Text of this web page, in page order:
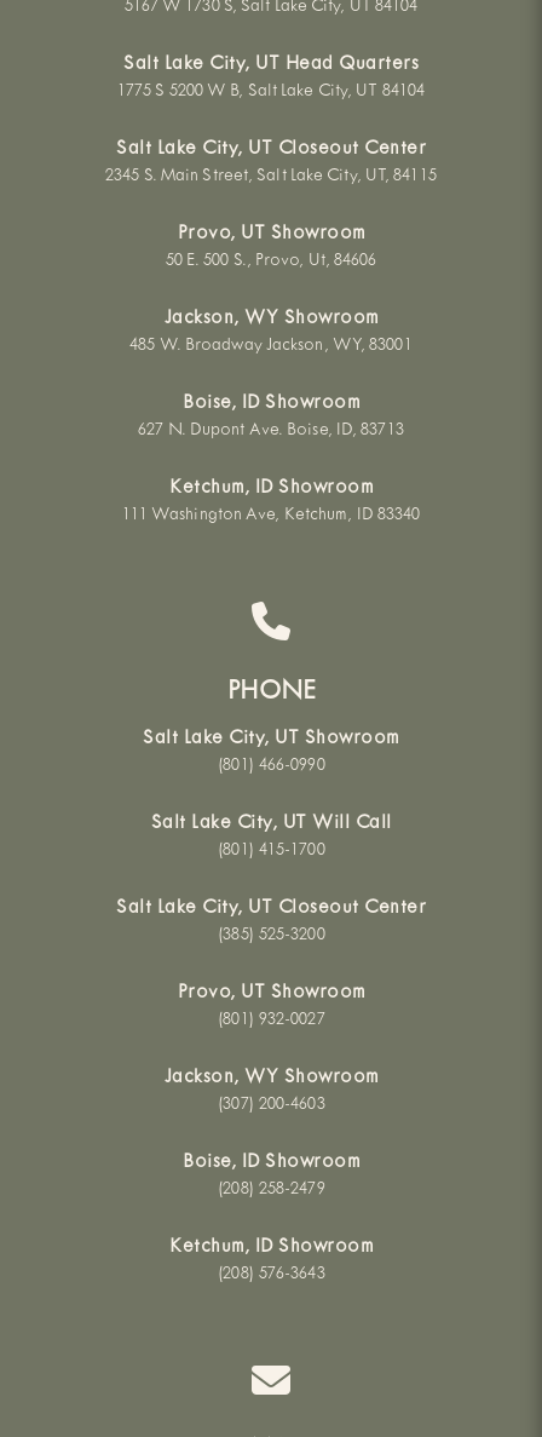
5167 W 1730 S, Salt Lake City, UT 84104​​​​‌ ‍ ​‍​‍‌‍ ‌ ​‍‌‍‍‌‌‍‌ ‌‍‍‌‌‍ ‍​‍​‍​ ‍‍​‍​‍‌ ​ ‌‍​‌‌‍ ‍‌‍‍‌‌ ‌​‌ ‍‌​‍ ‍‌‍‍‌‌‍ ​‍​‍​‍ ​​‍​‍‌‍‍​‌ ​‍‌‍‌‌‌‍‌‍​‍​‍​ ‍‍​‍​‍‌‍‍​‌ ‌​‌ ‌​‌ ​​‌ ​ ​ ‍‍​‍ ​‍ ‌‍ ‌‌‍ ​‌‍‌​​‍ ‌‌ ‌ ‌‍‌‌‌‍​‍‌ ​ ‌‍‍‌‌ ‌​‌‍‌‌​‍ ‌‌‍​ ‌‍ ‌‌ ​ ​‍ ‍‌ ‌‍‌‍‌‌‌ ​‍‌‍​ ‌‍‌‌‌‍ ​​‍ ‍‌‍​‌‌ ​​‌ ​​​‍ ‌‍‍‌‌‍ ‍‌ ‌​‌‍‌‌‌‍ ‍‌ ‌​​‍ ‌‍‌‌‌‍‌​‌‍‍‌‌ ‌​​‍ ‌‍ ‌‌‍ ‌‍‌​‌‍‌‌​ ‌‌ ​​‌ ​‍‌‍‌‌‌ ​ ‌‍‌‌‌‍ ‍‌ ‌​‌‍​‌‌ ‌​‌‍‍‌‌‍ ‌‍ ‍​ ‍ ‌‍‍‌‌‍‌​​ ‌‌‍​ ‌‍ ‌‍ ‍‌ ‌​‌‍​‌‌‍​ ‌ ‌​‌‌​​‌‍​‌‌‍‌ ‌‍‌‌​ ‍ ‌ ‌​‌ ‍‌‌ ​​‌‍‌‌​ ‌‌‍​ ‌‍ ‌‍ ‍‌ ‌​‌‍​‌‌‍​ ‌ ‌​​ ‍ ‌ ​​‌‍​‌‌ ‌​‌‍‍​​ ‌‌‍​‌‌‍‌​‌‍‌​‌ ​‍‌‍‌‌‌ ​ ‌ ​ ‌‍‌‌‌ ​ ​‍‌‌​ ‌‌‌​​‍‌‌ ‌‍‍ ‌‍‌‌‌ ‍‌​‍‌‌​ ​ ‌​‌​​‍‌‌​ ​ ‌​‌​​‍‌‌​ ​‍​ ​‍​ ‍​‌‍‌‍​ ‌ ​ ‌​​ ‌​​ ​‍​ ​​​ ‌‍‌‍‌‍​ ‍​​ ‌​​ ‌‌​‍‌‌​ ​‍​ ​‍​‍‌‌​ ‌‌‌​‌​​‍ ‍‌‍ ​‌‍‍‌‌‍ ‍‌‍‌‌‌ ​ ​‍‌‌​ ‌‌‌​​‍​ ​​​‍‌‌​ ‌‌‌​‌​​ ‌‍​‍‌‍​‌‌ ​ ‌‍‌‌‌‌‌‌‌ ​‍‌‍ ​​ ‌‌‍‍​‌ ‌​‌ ‌​‌ ​​‌ ​ ​‍‌‌​ ​ ‌​​‌​‍‌‌​ ​‍‌​‌‍​‍‌‌​ ​‍‌​‌‍‌‍ ‌‌‍ ​‌‍‌​​‍ ‌‌ ‌ ‌‍‌‌‌‍​‍‌ ​ ‌‍‍‌‌ ‌​‌‍‌‌​‍ ‌‌‍​ ‌‍ ‌‌ ​ ​‍ ‍‌ ‌‍‌‍‌‌‌ ​‍‌‍​ ‌‍‌‌‌‍ ​​‍ ‍‌‍​‌‌ ​​‌ ​​​‍‌‍‌‍‍‌‌‍‌​​ ‌‌‍​ ‌‍ ‌‍ ‍‌ ‌​‌‍​‌‌‍​ ‌ ‌​‌‌​​‌‍​‌‌‍‌ ‌‍‌‌​‍‌‍‌ ‌​‌ ‍‌‌ ​​‌‍‌‌​ ‌‌‍​ ‌‍ ‌‍ ‍‌ ‌​‌‍​‌‌‍​ ‌ ‌​​‍‌‍‌ ​​‌‍​‌‌ ‌​‌‍‍​​ ‌‌‍​‌‌‍‌​‌‍‌​‌ ​‍‌‍‌‌‌ ​ ‌ ​ ‌‍‌‌‌ ​ ​‍‌‌​ ‌‌‌​​‍‌‌ ‌‍‍ ‌‍‌‌‌ ‍‌​‍‌‌​ ​ ‌​‌​​‍‌‌​ ​ ‌​‌​​‍‌‌​ ​‍​ ​‍​ ‍​‌‍‌‍​ ‌ ​ ‌​​ ‌​​ ​‍​ ​​​ ‌‍‌‍‌‍​ ‍​​ ‌​​ ‌‌​‍‌‌​ ​‍​ ​‍​‍‌‌​ ‌‌‌​‌​​‍ ‍‌‍ ​‌‍‍‌‌‍ ‍‌‍‌‌‌ ​ ​‍‌‌​ ‌‌‌​​‍​ ​​​‍‌‌​ ‌‌‌​‌​​‍‌‍‌ ​​‌‍‌‌‌ ​‍‌ ​ ‌ ​​‌‍‌‌‌‍​ ‌ ‌​‌‍‍‌‌ ‌‍‌‍‌‌​ ‌‌ ​​‌ ‌‌‌‍​‍‌‍ ​‌‍‍‌‌ ​ ‌‍‍​‌‍‌‌‌‍‌​​‍​‍‌ ‌
Salt Lake City, UT Head Quarters
1775 S 5200 W B, Salt Lake City, UT 84104​​​​‌ ‍ ​‍​‍‌‍ ‌ ​‍‌‍‍‌‌‍‌ ‌‍‍‌‌‍ ‍​‍​‍​ ‍‍​‍​‍‌ ​ ‌‍​‌‌‍ ‍‌‍‍‌‌ ‌​‌ ‍‌​‍ ‍‌‍‍‌‌‍ ​‍​‍​‍ ​​‍​‍‌‍‍​‌ ​‍‌‍‌‌‌‍‌‍​‍​‍​ ‍‍​‍​‍‌‍‍​‌ ‌​‌ ‌​‌ ​​‌ ​ ​ ‍‍​‍ ​‍ ‌‍ ‌‌‍ ​‌‍‌​​‍ ‌‌ ‌ ‌‍‌‌‌‍​‍‌ ​ ‌‍‍‌‌ ‌​‌‍‌‌​‍ ‌‌‍​ ‌‍ ‌‌ ​ ​‍ ‍‌ ‌‍‌‍‌‌‌ ​‍‌‍​ ‌‍‌‌‌‍ ​​‍ ‍‌‍​‌‌ ​​‌ ​​​‍ ‌‍‍‌‌‍ ‍‌ ‌​‌‍‌‌‌‍ ‍‌ ‌​​‍ ‌‍‌‌‌‍‌​‌‍‍‌‌ ‌​​‍ ‌‍ ‌‌‍ ‌‍‌​‌‍‌‌​ ‌‌ ​​‌ ​‍‌‍‌‌‌ ​ ‌‍‌‌‌‍ ‍‌ ‌​‌‍​‌‌ ‌​‌‍‍‌‌‍ ‌‍ ‍​ ‍ ‌‍‍‌‌‍‌​​ ‌‌‍​ ‌‍ ‌‍ ‍‌ ‌​‌‍​‌‌‍​ ‌ ‌​‌‌​​‌‍​‌‌‍‌ ‌‍‌‌​ ‍ ‌ ‌​‌ ‍‌‌ ​​‌‍‌‌​ ‌‌‍​ ‌‍ ‌‍ ‍‌ ‌​‌‍​‌‌‍​ ‌ ‌​​ ‍ ‌ ​​‌‍​‌‌ ‌​‌‍‍​​ ‌‌‍​‌‌‍‌​‌‍‌​‌ ​‍‌‍‌‌‌ ​ ‌ ​ ‌‍‌‌‌ ​ ​‍‌‌​ ‌‌‌​​‍‌‌ ‌‍‍ ‌‍‌‌‌ ‍‌​‍‌‌​ ​ ‌​‌​​‍‌‌​ ​ ‌​‌​​‍‌‌​ ​‍​ ​‍​ ​ ​ ‍​‌‍​‍​ ‌ ​ ​ ​ ​​​ ‍​​ ‌‍‌‍​‌‌‍​‌​ ‌‍​ ‌​​‍‌‌​ ​‍​ ​‍​‍‌‌​ ‌‌‌​‌​​‍ ‍‌‍ ​‌‍‍‌‌‍ ‍‌‍‌‌‌ ​ ​‍‌‌​ ‌‌‌​​‍​ ​​​‍‌‌​ ‌‌‌​‌​​ ‌‍​‍‌‍​‌‌ ​ ‌‍‌‌‌‌‌‌‌ ​‍‌‍ ​​ ‌‌‍‍​‌ ‌​‌ ‌​‌ ​​‌ ​ ​‍‌‌​ ​ ‌​​‌​‍‌‌​ ​‍‌​‌‍​‍‌‌​ ​‍‌​‌‍‌‍ ‌‌‍ ​‌‍‌​​‍ ‌‌ ‌ ‌‍‌‌‌‍​‍‌ ​ ‌‍‍‌‌ ‌​‌‍‌‌​‍ ‌‌‍​ ‌‍ ‌‌ ​ ​‍ ‍‌ ‌‍‌‍‌‌‌ ​‍‌‍​ ‌‍‌‌‌‍ ​​‍ ‍‌‍​‌‌ ​​‌ ​​​‍‌‍‌‍‍‌‌‍‌​​ ‌‌‍​ ‌‍ ‌‍ ‍‌ ‌​‌‍​‌‌‍​ ‌ ‌​‌‌​​‌‍​‌‌‍‌ ‌‍‌‌​‍‌‍‌ ‌​‌ ‍‌‌ ​​‌‍‌‌​ ‌‌‍​ ‌‍ ‌‍ ‍‌ ‌​‌‍​‌‌‍​ ‌ ‌​​‍‌‍‌ ​​‌‍​‌‌ ‌​‌‍‍​​ ‌‌‍​‌‌‍‌​‌‍‌​‌ ​‍‌‍‌‌‌ ​ ‌ ​ ‌‍‌‌‌ ​ ​‍‌‌​ ‌‌‌​​‍‌‌ ‌‍‍ ‌‍‌‌‌ ‍‌​‍‌‌​ ​ ‌​‌​​‍‌‌​ ​ ‌​‌​​‍‌‌​ ​‍​ ​‍​ ​ ​ ‍​‌‍​‍​ ‌ ​ ​ ​ ​​​ ‍​​ ‌‍‌‍​‌‌‍​‌​ ‌‍​ ‌​​‍‌‌​ ​‍​ ​‍​‍‌‌​ ‌‌‌​‌​​‍ ‍‌‍ ​‌‍‍‌‌‍ ‍‌‍‌‌‌ ​ ​‍‌‌​ ‌‌‌​​‍​ ​​​‍‌‌​ ‌‌‌​‌​​‍‌‍‌ ​​‌‍‌‌‌ ​‍‌ ​ ‌ ​​‌‍‌‌‌‍​ ‌ ‌​‌‍‍‌‌ ‌‍‌‍‌‌​ ‌‌ ​​‌ ‌‌‌‍​‍‌‍ ​‌‍‍‌‌ ​ ‌‍‍​‌‍‌‌‌‍‌​​‍​‍‌ ‌
Salt Lake City, UT Closeout Center
2345 S. Main Street, Salt Lake City, UT, 84115​​​​‌ ‍ ​‍​‍‌‍ ‌ ​‍‌‍‍‌‌‍‌ ‌‍‍‌‌‍ ‍​‍​‍​ ‍‍​‍​‍‌ ​ ‌‍​‌‌‍ ‍‌‍‍‌‌ ‌​‌ ‍‌​‍ ‍‌‍‍‌‌‍ ​‍​‍​‍ ​​‍​‍‌‍‍​‌ ​‍‌‍‌‌‌‍‌‍​‍​‍​ ‍‍​‍​‍‌‍‍​‌ ‌​‌ ‌​‌ ​​‌ ​ ​ ‍‍​‍ ​‍ ‌‍ ‌‌‍ ​‌‍‌​​‍ ‌‌ ‌ ‌‍‌‌‌‍​‍‌ ​ ‌‍‍‌‌ ‌​‌‍‌‌​‍ ‌‌‍​ ‌‍ ‌‌ ​ ​‍ ‍‌ ‌‍‌‍‌‌‌ ​‍‌‍​ ‌‍‌‌‌‍ ​​‍ ‍‌‍​‌‌ ​​‌ ​​​‍ ‌‍‍‌‌‍ ‍‌ ‌​‌‍‌‌‌‍ ‍‌ ‌​​‍ ‌‍‌‌‌‍‌​‌‍‍‌‌ ‌​​‍ ‌‍ ‌‌‍ ‌‍‌​‌‍‌‌​ ‌‌ ​​‌ ​‍‌‍‌‌‌ ​ ‌‍‌‌‌‍ ‍‌ ‌​‌‍​‌‌ ‌​‌‍‍‌‌‍ ‌‍ ‍​ ‍ ‌‍‍‌‌‍‌​​ ‌‌‍​ ‌‍ ‌‍ ‍‌ ‌​‌‍​‌‌‍​ ‌ ‌​‌‌​​‌‍​‌‌‍‌ ‌‍‌‌​ ‍ ‌ ‌​‌ ‍‌‌ ​​‌‍‌‌​ ‌‌‍​ ‌‍ ‌‍ ‍‌ ‌​‌‍​‌‌‍​ ‌ ‌​​ ‍ ‌ ​​‌‍​‌‌ ‌​‌‍‍​​ ‌‌‍​‌‌‍‌​‌‍‌​‌ ​‍‌‍‌‌‌ ​ ‌ ​ ‌‍‌‌‌ ​ ​‍‌‌​ ‌‌‌​​‍‌‌ ‌‍‍ ‌‍‌‌‌ ‍‌​‍‌‌​ ​ ‌​‌​​‍‌‌​ ​ ‌​‌​​‍‌‌​ ​‍​ ​‍​ ‍‌‌‍‌‌‌‍‌‍‌‍​‌​ ‌​‌‍​‍‌‍​‌​ ​‌​ ​‌​ ‌‍‌‍‌​‌‍‌​​‍‌‌​ ​‍​ ​‍​‍‌‌​ ‌‌‌​‌​​‍ ‍‌‍ ​‌‍‍‌‌‍ ‍‌‍‌‌‌ ​ ​‍‌‌​ ‌‌‌​​‍​ ​​​‍‌‌​ ‌‌‌​‌​​ ‌‍​‍‌‍​‌‌ ​ ‌‍‌‌‌‌‌‌‌ ​‍‌‍ ​​ ‌‌‍‍​‌ ‌​‌ ‌​‌ ​​‌ ​ ​‍‌‌​ ​ ‌​​‌​‍‌‌​ ​‍‌​‌‍​‍‌‌​ ​‍‌​‌‍‌‍ ‌‌‍ ​‌‍‌​​‍ ‌‌ ‌ ‌‍‌‌‌‍​‍‌ ​ ‌‍‍‌‌ ‌​‌‍‌‌​‍ ‌‌‍​ ‌‍ ‌‌ ​ ​‍ ‍‌ ‌‍‌‍‌‌‌ ​‍‌‍​ ‌‍‌‌‌‍ ​​‍ ‍‌‍​‌‌ ​​‌ ​​​‍‌‍‌‍‍‌‌‍‌​​ ‌‌‍​ ‌‍ ‌‍ ‍‌ ‌​‌‍​‌‌‍​ ‌ ‌​‌‌​​‌‍​‌‌‍‌ ‌‍‌‌​‍‌‍‌ ‌​‌ ‍‌‌ ​​‌‍‌‌​ ‌‌‍​ ‌‍ ‌‍ ‍‌ ‌​‌‍​‌‌‍​ ‌ ‌​​‍‌‍‌ ​​‌‍​‌‌ ‌​‌‍‍​​ ‌‌‍​‌‌‍‌​‌‍‌​‌ ​‍‌‍‌‌‌ ​ ‌ ​ ‌‍‌‌‌ ​ ​‍‌‌​ ‌‌‌​​‍‌‌ ‌‍‍ ‌‍‌‌‌ ‍‌​‍‌‌​ ​ ‌​‌​​‍‌‌​ ​ ‌​‌​​‍‌‌​ ​‍​ ​‍​ ‍‌‌‍‌‌‌‍‌‍‌‍​‌​ ‌​‌‍​‍‌‍​‌​ ​‌​ ​‌​ ‌‍‌‍‌​‌‍‌​​‍‌‌​ ​‍​ ​‍​‍‌‌​ ‌‌‌​‌​​‍ ‍‌‍ ​‌‍‍‌‌‍ ‍‌‍‌‌‌ ​ ​‍‌‌​ ‌‌‌​​‍​ ​​​‍‌‌​ ‌‌‌​‌​​‍‌‍‌ ​​‌‍‌‌‌ ​‍‌ ​ ‌ ​​‌‍‌‌‌‍​ ‌ ‌​‌‍‍‌‌ ‌‍‌‍‌‌​ ‌‌ ​​‌ ‌‌‌‍​‍‌‍ ​‌‍‍‌‌ ​ ‌‍‍​‌‍‌‌‌‍‌​​‍​‍‌ ‌
Provo, UT Showroom
50 E. 500 S., Provo, Ut, 84606​​​​‌ ‍ ​‍​‍‌‍ ‌ ​‍‌‍‍‌‌‍‌ ‌‍‍‌‌‍ ‍​‍​‍​ ‍‍​‍​‍‌ ​ ‌‍​‌‌‍ ‍‌‍‍‌‌ ‌​‌ ‍‌​‍ ‍‌‍‍‌‌‍ ​‍​‍​‍ ​​‍​‍‌‍‍​‌ ​‍‌‍‌‌‌‍‌‍​‍​‍​ ‍‍​‍​‍‌‍‍​‌ ‌​‌ ‌​‌ ​​‌ ​ ​ ‍‍​‍ ​‍ ‌‍ ‌‌‍ ​‌‍‌​​‍ ‌‌ ‌ ‌‍‌‌‌‍​‍‌ ​ ‌‍‍‌‌ ‌​‌‍‌‌​‍ ‌‌‍​ ‌‍ ‌‌ ​ ​‍ ‍‌ ‌‍‌‍‌‌‌ ​‍‌‍​ ‌‍‌‌‌‍ ​​‍ ‍‌‍​‌‌ ​​‌ ​​​‍ ‌‍‍‌‌‍ ‍‌ ‌​‌‍‌‌‌‍ ‍‌ ‌​​‍ ‌‍‌‌‌‍‌​‌‍‍‌‌ ‌​​‍ ‌‍ ‌‌‍ ‌‍‌​‌‍‌‌​ ‌‌ ​​‌ ​‍‌‍‌‌‌ ​ ‌‍‌‌‌‍ ‍‌ ‌​‌‍​‌‌ ‌​‌‍‍‌‌‍ ‌‍ ‍​ ‍ ‌‍‍‌‌‍‌​​ ‌‌‍​ ‌‍ ‌‍ ‍‌ ‌​‌‍​‌‌‍​ ‌ ‌​‌‌​​‌‍​‌‌‍‌ ‌‍‌‌​ ‍ ‌ ‌​‌ ‍‌‌ ​​‌‍‌‌​ ‌‌‍​ ‌‍ ‌‍ ‍‌ ‌​‌‍​‌‌‍​ ‌ ‌​​ ‍ ‌ ​​‌‍​‌‌ ‌​‌‍‍​​ ‌‌‍​‌‌‍‌​‌‍‌​‌ ​‍‌‍‌‌‌ ​ ‌ ​ ‌‍‌‌‌ ​ ​‍‌‌​ ‌‌‌​​‍‌‌ ‌‍‍ ‌‍‌‌‌ ‍‌​‍‌‌​ ​ ‌​‌​​‍‌‌​ ​ ‌​‌​​‍‌‌​ ​‍​ ​‍‌‍​ ‌‍‌‍​ ‌​‌‍​‌‌‍​ ​ ​​​ ​‍​ ​ ​ ​‍‌‍​‌‌‍​‌​ ​ ​‍‌‌​ ​‍​ ​‍​‍‌‌​ ‌‌‌​‌​​‍ ‍‌‍ ​‌‍‍‌‌‍ ‍‌‍‌‌‌ ​ ​‍‌‌​ ‌‌‌​​‍​ ​​​‍‌‌​ ‌‌‌​‌​​ ‌‍​‍‌‍​‌‌ ​ ‌‍‌‌‌‌‌‌‌ ​‍‌‍ ​​ ‌‌‍‍​‌ ‌​‌ ‌​‌ ​​‌ ​ ​‍‌‌​ ​ ‌​​‌​‍‌‌​ ​‍‌​‌‍​‍‌‌​ ​‍‌​‌‍‌‍ ‌‌‍ ​‌‍‌​​‍ ‌‌ ‌ ‌‍‌‌‌‍​‍‌ ​ ‌‍‍‌‌ ‌​‌‍‌‌​‍ ‌‌‍​ ‌‍ ‌‌ ​ ​‍ ‍‌ ‌‍‌‍‌‌‌ ​‍‌‍​ ‌‍‌‌‌‍ ​​‍ ‍‌‍​‌‌ ​​‌ ​​​‍‌‍‌‍‍‌‌‍‌​​ ‌‌‍​ ‌‍ ‌‍ ‍‌ ‌​‌‍​‌‌‍​ ‌ ‌​‌‌​​‌‍​‌‌‍‌ ‌‍‌‌​‍‌‍‌ ‌​‌ ‍‌‌ ​​‌‍‌‌​ ‌‌‍​ ‌‍ ‌‍ ‍‌ ‌​‌‍​‌‌‍​ ‌ ‌​​‍‌‍‌ ​​‌‍​‌‌ ‌​‌‍‍​​ ‌‌‍​‌‌‍‌​‌‍‌​‌ ​‍‌‍‌‌‌ ​ ‌ ​ ‌‍‌‌‌ ​ ​‍‌‌​ ‌‌‌​​‍‌‌ ‌‍‍ ‌‍‌‌‌ ‍‌​‍‌‌​ ​ ‌​‌​​‍‌‌​ ​ ‌​‌​​‍‌‌​ ​‍​ ​‍‌‍​ ‌‍‌‍​ ‌​‌‍​‌‌‍​ ​ ​​​ ​‍​ ​ ​ ​‍‌‍​‌‌‍​‌​ ​ ​‍‌‌​ ​‍​ ​‍​‍‌‌​ ‌‌‌​‌​​‍ ‍‌‍ ​‌‍‍‌‌‍ ‍‌‍‌‌‌ ​ ​‍‌‌​ ‌‌‌​​‍​ ​​​‍‌‌​ ‌‌‌​‌​​‍‌‍‌ ​​‌‍‌‌‌ ​‍‌ ​ ‌ ​​‌‍‌‌‌‍​ ‌ ‌​‌‍‍‌‌ ‌‍‌‍‌‌​ ‌‌ ​​‌ ‌‌‌‍​‍‌‍ ​‌‍‍‌‌ ​ ‌‍‍​‌‍‌‌‌‍‌​​‍​‍‌ ‌
Jackson, WY Showroom
485 W. Broadway Jackson, WY, 83001​​​​‌ ‍ ​‍​‍‌‍ ‌ ​‍‌‍‍‌‌‍‌ ‌‍‍‌‌‍ ‍​‍​‍​ ‍‍​‍​‍‌ ​ ‌‍​‌‌‍ ‍‌‍‍‌‌ ‌​‌ ‍‌​‍ ‍‌‍‍‌‌‍ ​‍​‍​‍ ​​‍​‍‌‍‍​‌ ​‍‌‍‌‌‌‍‌‍​‍​‍​ ‍‍​‍​‍‌‍‍​‌ ‌​‌ ‌​‌ ​​‌ ​ ​ ‍‍​‍ ​‍ ‌‍ ‌‌‍ ​‌‍‌​​‍ ‌‌ ‌ ‌‍‌‌‌‍​‍‌ ​ ‌‍‍‌‌ ‌​‌‍‌‌​‍ ‌‌‍​ ‌‍ ‌‌ ​ ​‍ ‍‌ ‌‍‌‍‌‌‌ ​‍‌‍​ ‌‍‌‌‌‍ ​​‍ ‍‌‍​‌‌ ​​‌ ​​​‍ ‌‍‍‌‌‍ ‍‌ ‌​‌‍‌‌‌‍ ‍‌ ‌​​‍ ‌‍‌‌‌‍‌​‌‍‍‌‌ ‌​​‍ ‌‍ ‌‌‍ ‌‍‌​‌‍‌‌​ ‌‌ ​​‌ ​‍‌‍‌‌‌ ​ ‌‍‌‌‌‍ ‍‌ ‌​‌‍​‌‌ ‌​‌‍‍‌‌‍ ‌‍ ‍​ ‍ ‌‍‍‌‌‍‌​​ ‌‌‍​ ‌‍ ‌‍ ‍‌ ‌​‌‍​‌‌‍​ ‌ ‌​‌‌​​‌‍​‌‌‍‌ ‌‍‌‌​ ‍ ‌ ‌​‌ ‍‌‌ ​​‌‍‌‌​ ‌‌‍​ ‌‍ ‌‍ ‍‌ ‌​‌‍​‌‌‍​ ‌ ‌​​ ‍ ‌ ​​‌‍​‌‌ ‌​‌‍‍​​ ‌‌‍​‌‌‍‌​‌‍‌​‌ ​‍‌‍‌‌‌ ​ ‌ ​ ‌‍‌‌‌ ​ ​‍‌‌​ ‌‌‌​​‍‌‌ ‌‍‍ ‌‍‌‌‌ ‍‌​‍‌‌​ ​ ‌​‌​​‍‌‌​ ​ ‌​‌​​‍‌‌​ ​‍​ ​‍​ ‍‌​ ​‌​ ‍​​ ‌​​ ‌‍​ ‌‌​ ‍‌​ ‌‍​ ‍‌​ ​‌‌‍‌‍​ ​‌​‍‌‌​ ​‍​ ​‍​‍‌‌​ ‌‌‌​‌​​‍ ‍‌‍ ​‌‍‍‌‌‍ ‍‌‍‌‌‌ ​ ​‍‌‌​ ‌‌‌​​‍​ ​​​‍‌‌​ ‌‌‌​‌​​ ‌‍​‍‌‍​‌‌ ​ ‌‍‌‌‌‌‌‌‌ ​‍‌‍ ​​ ‌‌‍‍​‌ ‌​‌ ‌​‌ ​​‌ ​ ​‍‌‌​ ​ ‌​​‌​‍‌‌​ ​‍‌​‌‍​‍‌‌​ ​‍‌​‌‍‌‍ ‌‌‍ ​‌‍‌​​‍ ‌‌ ‌ ‌‍‌‌‌‍​‍‌ ​ ‌‍‍‌‌ ‌​‌‍‌‌​‍ ‌‌‍​ ‌‍ ‌‌ ​ ​‍ ‍‌ ‌‍‌‍‌‌‌ ​‍‌‍​ ‌‍‌‌‌‍ ​​‍ ‍‌‍​‌‌ ​​‌ ​​​‍‌‍‌‍‍‌‌‍‌​​ ‌‌‍​ ‌‍ ‌‍ ‍‌ ‌​‌‍​‌‌‍​ ‌ ‌​‌‌​​‌‍​‌‌‍‌ ‌‍‌‌​‍‌‍‌ ‌​‌ ‍‌‌ ​​‌‍‌‌​ ‌‌‍​ ‌‍ ‌‍ ‍‌ ‌​‌‍​‌‌‍​ ‌ ‌​​‍‌‍‌ ​​‌‍​‌‌ ‌​‌‍‍​​ ‌‌‍​‌‌‍‌​‌‍‌​‌ ​‍‌‍‌‌‌ ​ ‌ ​ ‌‍‌‌‌ ​ ​‍‌‌​ ‌‌‌​​‍‌‌ ‌‍‍ ‌‍‌‌‌ ‍‌​‍‌‌​ ​ ‌​‌​​‍‌‌​ ​ ‌​‌​​‍‌‌​ ​‍​ ​‍​ ‍‌​ ​‌​ ‍​​ ‌​​ ‌‍​ ‌‌​ ‍‌​ ‌‍​ ‍‌​ ​‌‌‍‌‍​ ​‌​‍‌‌​ ​‍​ ​‍​‍‌‌​ ‌‌‌​‌​​‍ ‍‌‍ ​‌‍‍‌‌‍ ‍‌‍‌‌‌ ​ ​‍‌‌​ ‌‌‌​​‍​ ​​​‍‌‌​ ‌‌‌​‌​​‍‌‍‌ ​​‌‍‌‌‌ ​‍‌ ​ ‌ ​​‌‍‌‌‌‍​ ‌ ‌​‌‍‍‌‌ ‌‍‌‍‌‌​ ‌‌ ​​‌ ‌‌‌‍​‍‌‍ ​‌‍‍‌‌ ​ ‌‍‍​‌‍‌‌‌‍‌​​‍​‍‌ ‌
Boise, ID Showroom
627 N. Dupont Ave. Boise, ID, 83713​​​​‌ ‍ ​‍​‍‌‍ ‌ ​‍‌‍‍‌‌‍‌ ‌‍‍‌‌‍ ‍​‍​‍​ ‍‍​‍​‍‌ ​ ‌‍​‌‌‍ ‍‌‍‍‌‌ ‌​‌ ‍‌​‍ ‍‌‍‍‌‌‍ ​‍​‍​‍ ​​‍​‍‌‍‍​‌ ​‍‌‍‌‌‌‍‌‍​‍​‍​ ‍‍​‍​‍‌‍‍​‌ ‌​‌ ‌​‌ ​​‌ ​ ​ ‍‍​‍ ​‍ ‌‍ ‌‌‍ ​‌‍‌​​‍ ‌‌ ‌ ‌‍‌‌‌‍​‍‌ ​ ‌‍‍‌‌ ‌​‌‍‌‌​‍ ‌‌‍​ ‌‍ ‌‌ ​ ​‍ ‍‌ ‌‍‌‍‌‌‌ ​‍‌‍​ ‌‍‌‌‌‍ ​​‍ ‍‌‍​‌‌ ​​‌ ​​​‍ ‌‍‍‌‌‍ ‍‌ ‌​‌‍‌‌‌‍ ‍‌ ‌​​‍ ‌‍‌‌‌‍‌​‌‍‍‌‌ ‌​​‍ ‌‍ ‌‌‍ ‌‍‌​‌‍‌‌​ ‌‌ ​​‌ ​‍‌‍‌‌‌ ​ ‌‍‌‌‌‍ ‍‌ ‌​‌‍​‌‌ ‌​‌‍‍‌‌‍ ‌‍ ‍​ ‍ ‌‍‍‌‌‍‌​​ ‌‌‍​ ‌‍ ‌‍ ‍‌ ‌​‌‍​‌‌‍​ ‌ ‌​‌‌​​‌‍​‌‌‍‌ ‌‍‌‌​ ‍ ‌ ‌​‌ ‍‌‌ ​​‌‍‌‌​ ‌‌‍​ ‌‍ ‌‍ ‍‌ ‌​‌‍​‌‌‍​ ‌ ‌​​ ‍ ‌ ​​‌‍​‌‌ ‌​‌‍‍​​ ‌‌‍​‌‌‍‌​‌‍‌​‌ ​‍‌‍‌‌‌ ​ ‌ ​ ‌‍‌‌‌ ​ ​‍‌‌​ ‌‌‌​​‍‌‌ ‌‍‍ ‌‍‌‌‌ ‍‌​‍‌‌​ ​ ‌​‌​​‍‌‌​ ​ ‌​‌​​‍‌‌​ ​‍​ ​‍​ ​ ‌‍​‍‌‍‌‍​ ‌‌​ ​​​ ‌ ​ ​ ​ ‍​​ ‌‌‌‍‌‍‌‍‌‌‌‍​ ​‍‌‌​ ​‍​ ​‍​‍‌‌​ ‌‌‌​‌​​‍ ‍‌‍ ​‌‍‍‌‌‍ ‍‌‍‌‌‌ ​ ​‍‌‌​ ‌‌‌​​‍​ ​​​‍‌‌​ ‌‌‌​‌​​ ‌‍​‍‌‍​‌‌ ​ ‌‍‌‌‌‌‌‌‌ ​‍‌‍ ​​ ‌‌‍‍​‌ ‌​‌ ‌​‌ ​​‌ ​ ​‍‌‌​ ​ ‌​​‌​‍‌‌​ ​‍‌​‌‍​‍‌‌​ ​‍‌​‌‍‌‍ ‌‌‍ ​‌‍‌​​‍ ‌‌ ‌ ‌‍‌‌‌‍​‍‌ ​ ‌‍‍‌‌ ‌​‌‍‌‌​‍ ‌‌‍​ ‌‍ ‌‌ ​ ​‍ ‍‌ ‌‍‌‍‌‌‌ ​‍‌‍​ ‌‍‌‌‌‍ ​​‍ ‍‌‍​‌‌ ​​‌ ​​​‍‌‍‌‍‍‌‌‍‌​​ ‌‌‍​ ‌‍ ‌‍ ‍‌ ‌​‌‍​‌‌‍​ ‌ ‌​‌‌​​‌‍​‌‌‍‌ ‌‍‌‌​‍‌‍‌ ‌​‌ ‍‌‌ ​​‌‍‌‌​ ‌‌‍​ ‌‍ ‌‍ ‍‌ ‌​‌‍​‌‌‍​ ‌ ‌​​‍‌‍‌ ​​‌‍​‌‌ ‌​‌‍‍​​ ‌‌‍​‌‌‍‌​‌‍‌​‌ ​‍‌‍‌‌‌ ​ ‌ ​ ‌‍‌‌‌ ​ ​‍‌‌​ ‌‌‌​​‍‌‌ ‌‍‍ ‌‍‌‌‌ ‍‌​‍‌‌​ ​ ‌​‌​​‍‌‌​ ​ ‌​‌​​‍‌‌​ ​‍​ ​‍​ ​ ‌‍​‍‌‍‌‍​ ‌‌​ ​​​ ‌ ​ ​ ​ ‍​​ ‌‌‌‍‌‍‌‍‌‌‌‍​ ​‍‌‌​ ​‍​ ​‍​‍‌‌​ ‌‌‌​‌​​‍ ‍‌‍ ​‌‍‍‌‌‍ ‍‌‍‌‌‌ ​ ​‍‌‌​ ‌‌‌​​‍​ ​​​‍‌‌​ ‌‌‌​‌​​‍‌‍‌ ​​‌‍‌‌‌ ​‍‌ ​ ‌ ​​‌‍‌‌‌‍​ ‌ ‌​‌‍‍‌‌ ‌‍‌‍‌‌​ ‌‌ ​​‌ ‌‌‌‍​‍‌‍ ​‌‍‍‌‌ ​ ‌‍‍​‌‍‌‌‌‍‌​​‍​‍‌ ‌
Ketchum, ID Showroom
111 Washington Ave, Ketchum, ID 83340​​​​‌ ‍ ​‍​‍‌‍ ‌ ​‍‌‍‍‌‌‍‌ ‌‍‍‌‌‍ ‍​‍​‍​ ‍‍​‍​‍‌ ​ ‌‍​‌‌‍ ‍‌‍‍‌‌ ‌​‌ ‍‌​‍ ‍‌‍‍‌‌‍ ​‍​‍​‍ ​​‍​‍‌‍‍​‌ ​‍‌‍‌‌‌‍‌‍​‍​‍​ ‍‍​‍​‍‌‍‍​‌ ‌​‌ ‌​‌ ​​‌ ​ ​ ‍‍​‍ ​‍ ‌‍ ‌‌‍ ​‌‍‌​​‍ ‌‌ ‌ ‌‍‌‌‌‍​‍‌ ​ ‌‍‍‌‌ ‌​‌‍‌‌​‍ ‌‌‍​ ‌‍ ‌‌ ​ ​‍ ‍‌ ‌‍‌‍‌‌‌ ​‍‌‍​ ‌‍‌‌‌‍ ​​‍ ‍‌‍​‌‌ ​​‌ ​​​‍ ‌‍‍‌‌‍ ‍‌ ‌​‌‍‌‌‌‍ ‍‌ ‌​​‍ ‌‍‌‌‌‍‌​‌‍‍‌‌ ‌​​‍ ‌‍ ‌‌‍ ‌‍‌​‌‍‌‌​ ‌‌ ​​‌ ​‍‌‍‌‌‌ ​ ‌‍‌‌‌‍ ‍‌ ‌​‌‍​‌‌ ‌​‌‍‍‌‌‍ ‌‍ ‍​ ‍ ‌‍‍‌‌‍‌​​ ‌‌‍​ ‌‍ ‌‍ ‍‌ ‌​‌‍​‌‌‍​ ‌ ‌​‌‌​​‌‍​‌‌‍‌ ‌‍‌‌​ ‍ ‌ ‌​‌ ‍‌‌ ​​‌‍‌‌​ ‌‌‍​ ‌‍ ‌‍ ‍‌ ‌​‌‍​‌‌‍​ ‌ ‌​​ ‍ ‌ ​​‌‍​‌‌ ‌​‌‍‍​​ ‌‌‍​‌‌‍‌​‌‍‌​‌ ​‍‌‍‌‌‌ ​ ‌ ​ ‌‍‌‌‌ ​ ​‍‌‌​ ‌‌‌​​‍‌‌ ‌‍‍ ‌‍‌‌‌ ‍‌​‍‌‌​ ​ ‌​‌​​‍‌‌​ ​ ‌​‌​​‍‌‌​ ​‍​ ​‍‌‍‌​​ ‍‌‌‍​‍​ ​​​ ‌‌​ ‌ ‌‍​‌​ ‍‌​ ‍​‌‍‌‍‌‍​ ​ ​‍​‍‌‌​ ​‍​ ​‍​‍‌‌​ ‌‌‌​‌​​‍ ‍‌‍ ​‌‍‍‌‌‍ ‍‌‍‌‌‌ ​ ​‍‌‌​ ‌‌‌​​‍​ ​​​‍‌‌​ ‌‌‌​‌​​ ‌‍​‍‌‍​‌‌ ​ ‌‍‌‌‌‌‌‌‌ ​‍‌‍ ​​ ‌‌‍‍​‌ ‌​‌ ‌​‌ ​​‌ ​ ​‍‌‌​ ​ ‌​​‌​‍‌‌​ ​‍‌​‌‍​‍‌‌​ ​‍‌​‌‍‌‍ ‌‌‍ ​‌‍‌​​‍ ‌‌ ‌ ‌‍‌‌‌‍​‍‌ ​ ‌‍‍‌‌ ‌​‌‍‌‌​‍ ‌‌‍​ ‌‍ ‌‌ ​ ​‍ ‍‌ ‌‍‌‍‌‌‌ ​‍‌‍​ ‌‍‌‌‌‍ ​​‍ ‍‌‍​‌‌ ​​‌ ​​​‍‌‍‌‍‍‌‌‍‌​​ ‌‌‍​ ‌‍ ‌‍ ‍‌ ‌​‌‍​‌‌‍​ ‌ ‌​‌‌​​‌‍​‌‌‍‌ ‌‍‌‌​‍‌‍‌ ‌​‌ ‍‌‌ ​​‌‍‌‌​ ‌‌‍​ ‌‍ ‌‍ ‍‌ ‌​‌‍​‌‌‍​ ‌ ‌​​‍‌‍‌ ​​‌‍​‌‌ ‌​‌‍‍​​ ‌‌‍​‌‌‍‌​‌‍‌​‌ ​‍‌‍‌‌‌ ​ ‌ ​ ‌‍‌‌‌ ​ ​‍‌‌​ ‌‌‌​​‍‌‌ ‌‍‍ ‌‍‌‌‌ ‍‌​‍‌‌​ ​ ‌​‌​​‍‌‌​ ​ ‌​‌​​‍‌‌​ ​‍​ ​‍‌‍‌​​ ‍‌‌‍​‍​ ​​​ ‌‌​ ‌ ‌‍​‌​ ‍‌​ ‍​‌‍‌‍‌‍​ ​ ​‍​‍‌‌​ ​‍​ ​‍​‍‌‌​ ‌‌‌​‌​​‍ ‍‌‍ ​‌‍‍‌‌‍ ‍‌‍‌‌‌ ​ ​‍‌‌​ ‌‌‌​​‍​ ​​​‍‌‌​ ‌‌‌​‌​​‍‌‍‌ ​​‌‍‌‌‌ ​‍‌ ​ ‌ ​​‌‍‌‌‌‍​ ‌ ‌​‌‍‍‌‌ ‌‍‌‍‌‌​ ‌‌ ​​‌ ‌‌‌‍​‍‌‍ ​‌‍‍‌‌ ​ ‌‍‍​‌‍‌‌‌‍‌​​‍​‍‌ ‌
PHONE
Salt Lake City, UT Showroom
(801) 466-0990
Salt Lake City, UT Will Call
(801) 415-1700
Salt Lake City, UT Closeout Center
(385) 525-3200
Provo, UT Showroom
(801) 932-0027
Jackson, WY Showroom
(307) 200-4603
Boise, ID Showroom
(208) 258-2479
Ketchum, ID Showroom
(208) 576-3643